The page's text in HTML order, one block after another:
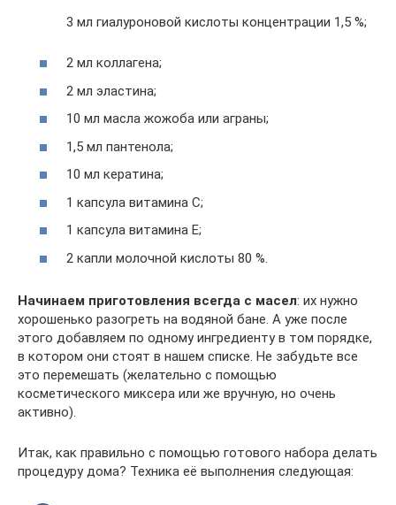
3 мл гиалуроновой кислоты концентрации 1,5 %;
2 мл коллагена;
2 мл эластина;
10 мл масла жожоба или аграны;
1,5 мл пантенола;
10 мл кератина;
1 капсула витамина С;
1 капсула витамина Е;
2 капли молочной кислоты 80 %.
Начинаем приготовления всегда с масел: их нужно
хорошенько разогреть на водяной бане. А уже после
этого добавляем по одному ингредиенту в том порядке,
в котором они стоят в нашем списке. Не забудьте все
это перемешать (желательно с помощью
косметического миксера или же вручную, но очень
активно).
Итак, как правильно с помощью готового набора делать
процедуру дома? Техника её выполнения следующая: